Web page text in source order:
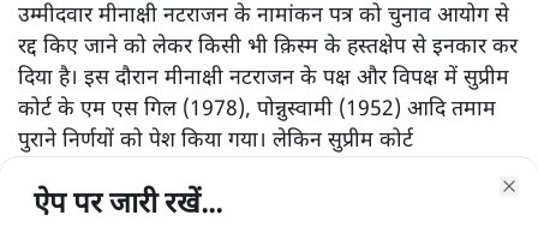
उम्मीदवार मीनाक्षी नटराजन के नामांकन पत्र को चुनाव आयोग से
रद्द किए जाने को लेकर किसी भी क़िस्म के हस्तक्षेप से इनकार कर
दिया है। इस दौरान मीनाक्षी नटराजन के पक्ष और विपक्ष में सुप्रीम
कोर्ट के एम एस गिल (1978), पोन्नुस्वामी (1952) आदि तमाम
पुराने निर्णयों को पेश किया गया। लेकिन सुप्रीम कोर्ट
नटराजन को कोई भी राहत देने से इनकार कर दिया।
ऐप पर जारी रखें...
ऐप पर जारी रखें...
ऐप पर जारी रखें...
ऐप पर जारी रखें...